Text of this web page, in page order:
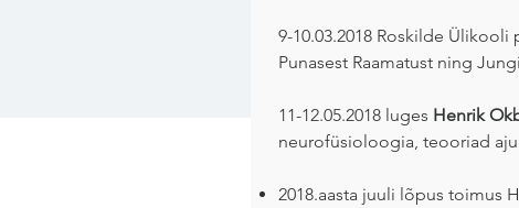
9-10.03.2018 Roskilde Ülikooli
Punasest Raamatust ning
11-12.05.2018 luges Henrik
neurofüsioloogia, teooriad
2018.aasta juuli lõpus toimus